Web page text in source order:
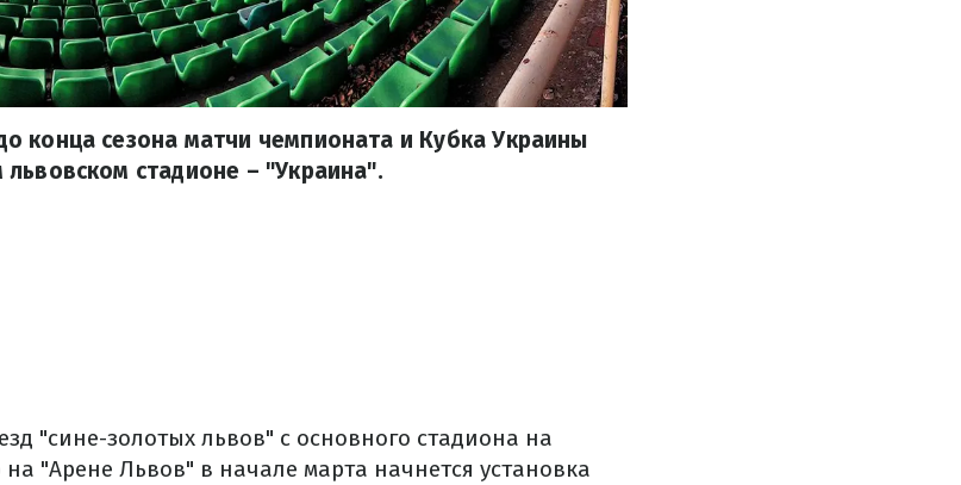
конца сезона матчи чемпионата и Кубка Украины
стадионе – "Украина".
"сине-золотых львов" с основного стадиона на
"Арене Львов" в начале марта начнется установка